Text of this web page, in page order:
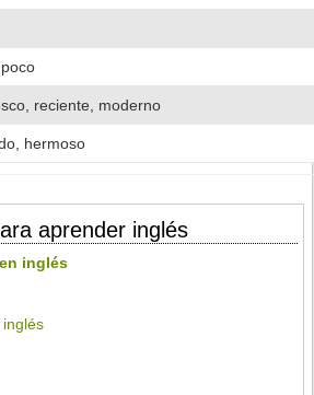
reciente, moderno
hermoso
aprender inglés
inglés